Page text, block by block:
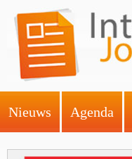
Nieuws Agenda